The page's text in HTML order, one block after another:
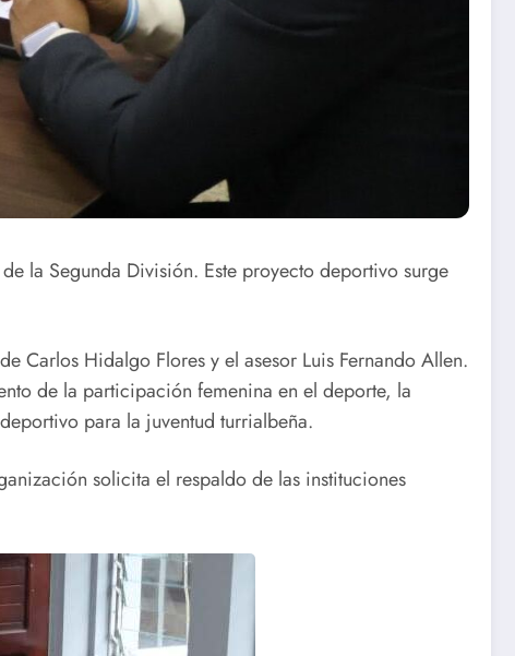
la Segunda División. Este proyecto deportivo surge
Carlos Hidalgo Flores y el asesor Luis Fernando Allen.
de la participación femenina en el deporte, la
para la juventud turrialbeña.
solicita el respaldo de las instituciones